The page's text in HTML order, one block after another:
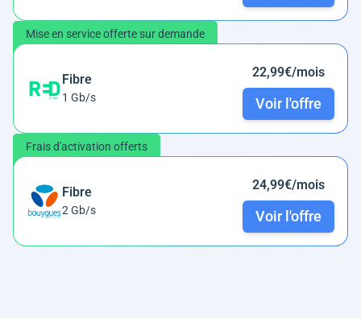
Mise en service offerte sur demande
Fibre
1 Gb/s
22,99€/mois
Voir l'offre
Frais d'activation offerts
Fibre
2 Gb/s
24,99€/mois
Voir l'offre